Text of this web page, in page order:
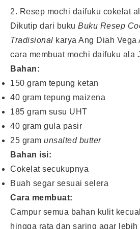
2. Resep mochi daifuku cokelat
Dikutip dari buku Buku Resep
Tradisional karya Ang Diah
cara membuat mochi daifuku ala
Bahan:
150 gram tepung ketan
40 gram tepung maizena
185 gram susu UHT
40 gram gula pasir
25 gram unsalted butter
Bahan isi:
Cokelat secukupnya
Buah segar sesuai selera
Cara membuat:
Campur semua bahan kulit
hingga rata dan saring agar lebih